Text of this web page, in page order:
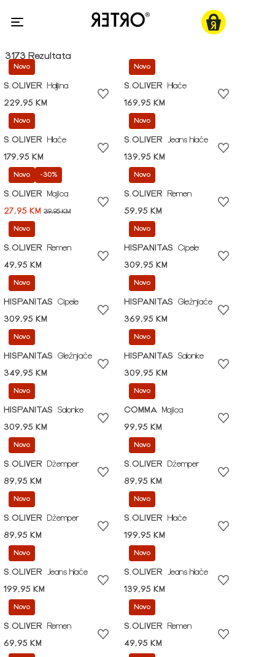
3173 Rezultata
Novo
S.OLIVER
Haljina
229,95 KM
Novo
S.OLIVER
Hlače
169,95 KM
Novo
S.OLIVER
Hlače
179,95 KM
Novo
S.OLIVER
Jeans hlače
139,95 KM
Novo -30%
S.OLIVER
Majica
27,95 KM 39,95 KM
Novo
S.OLIVER
Remen
59,95 KM
Novo
S.OLIVER
Remen
49,95 KM
Novo
HISPANITAS
Cipele
309,95 KM
Novo
HISPANITAS
Cipele
309,95 KM
Novo
HISPANITAS
Gležnjače
369,95 KM
Novo
HISPANITAS
Gležnjače
349,95 KM
Novo
HISPANITAS
Salonke
309,95 KM
Novo
HISPANITAS
Salonke
309,95 KM
Novo
COMMA
Majica
99,95 KM
Novo
S.OLIVER
Džemper
89,95 KM
Novo
S.OLIVER
Džemper
89,95 KM
Novo
S.OLIVER
Džemper
89,95 KM
Novo
S.OLIVER
Hlače
199,95 KM
Novo
S.OLIVER
Jeans hlače
199,95 KM
Novo
S.OLIVER
Jeans hlače
139,95 KM
Novo
S.OLIVER
Remen
69,95 KM
Novo
S.OLIVER
Remen
49,95 KM